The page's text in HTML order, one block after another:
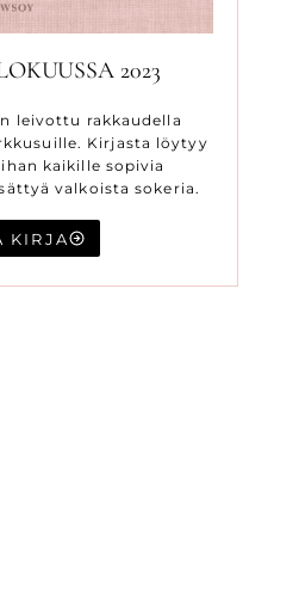
2023
leivottu rakkaudella
Kirjasta löytyy
kaikille sopivia
valkoista sokeria.
KIRJA